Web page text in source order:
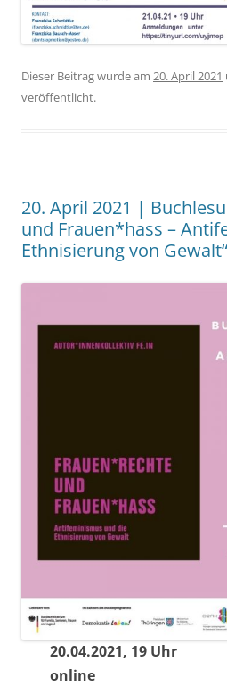
Dieser Beitrag wurde am 20. April 2021
veröffentlicht.
20. April 2021 |
und Frauen*hass –
Ethnisierung von Gewalt“
20.04.2021, 19 Uhr
online